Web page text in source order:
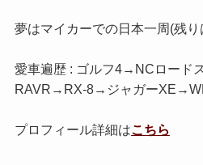
夢はマイカーでの日本一周(残
愛車遍歴 : ゴルフ4→NCロード
RAVR→RX-8→ジャガー
プロフィール詳細はこちら